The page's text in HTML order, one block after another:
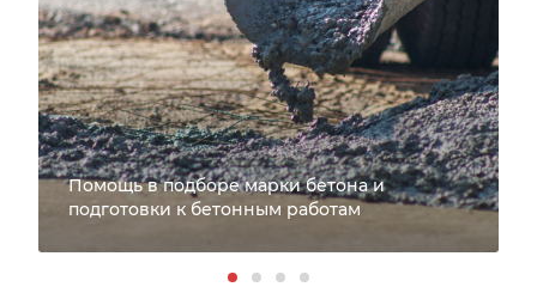
Помощь в подборе марки бетона и
подготовки к бетонным работам